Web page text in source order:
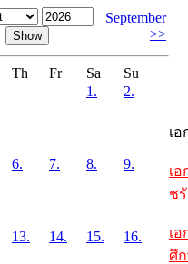
September
>>
Th Fr Sa
Su
1.
2.
6. 7. 8. 9.
13. 14. 15. 16.
เ
เ
ช
เ
ศึ